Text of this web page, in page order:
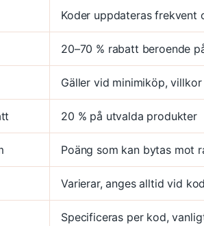
Koder uppdateras
20–70 % rabatt beroende
Gäller vid minimiköp,
20 % på utvalda produkter
Poäng som kan bytas mot
Varierar, anges alltid vid
Specificeras per kod,